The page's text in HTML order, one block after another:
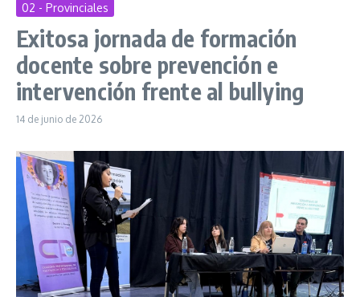
02 - Provinciales
Exitosa jornada de formación
docente sobre prevención e
intervención frente al bullying
14 de junio de 2026